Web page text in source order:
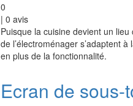
0
| 0 avis
Puisque la cuisine devient un
de l’électroménager s’adaptent
en plus de la fonctionnalité.
Ecran de sous-